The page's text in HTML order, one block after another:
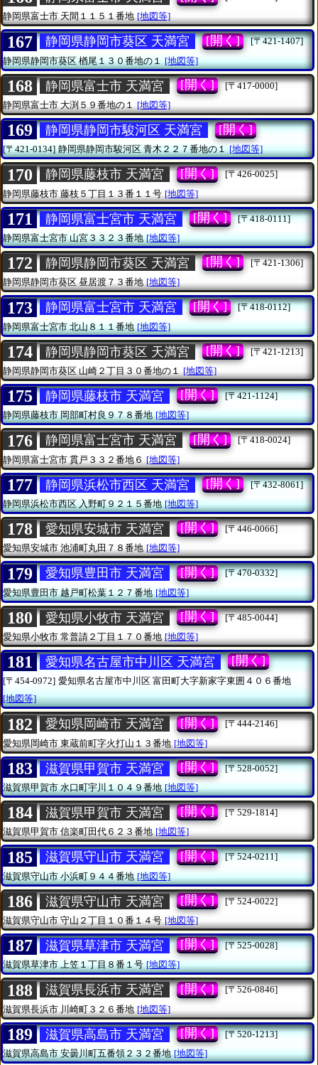
静岡県富士市天間１１５１番地 [地図等]
167 静岡県静岡市葵区 天満宮 [開く]
[〒421-1407]
静岡県静岡市葵区楢尾１３０番地の１ [地図等]
168 静岡県富士市 天満宮 [開く]
[〒417-0000]
静岡県富士市大渕５９番地の１ [地図等]
169 静岡県静岡市駿河区 天満宮 [開く]
[〒421-0134] 静岡県静岡市駿河区青木２２７番地の１ [地図等]
170 静岡県藤枝市 天満宮 [開く]
[〒426-0025]
静岡県藤枝市 藤枝５丁目１３番１１号 [地図等]
171 静岡県富士宮市 天満宮 [開く]
[〒418-0111]
静岡県富士宮市山宮３３２３番地 [地図等]
172 静岡県静岡市葵区 天満宮 [開く]
[〒421-1306]
静岡県静岡市葵区昼居渡７３番地 [地図等]
173 静岡県富士宮市 天満宮 [開く]
[〒418-0112]
静岡県富士宮市北山８１１番地 [地図等]
174 静岡県静岡市葵区 天満宮 [開く]
[〒421-1213]
静岡県静岡市葵区山崎２丁目３０番地の１ [地図等]
175 静岡県藤枝市 天満宮 [開く]
[〒421-1124]
静岡県藤枝市岡部町村良９７８番地 [地図等]
176 静岡県富士宮市 天満宮 [開く]
[〒418-0024]
静岡県富士宮市 貫戸３３２番地６ [地図等]
177 静岡県浜松市西区 天満宮 [開く]
[〒432-8061]
静岡県浜松市西区入野町９２１５番地 [地図等]
178 愛知県安城市 天満宮 [開く]
[〒446-0066]
愛知県安城市池浦町丸田７８番地 [地図等]
179 愛知県豊田市 天満宮 [開く]
[〒470-0332]
愛知県豊田市越戸町松葉１２７番地 [地図等]
180 愛知県小牧市 天満宮 [開く]
[〒485-0044]
愛知県小牧市常普請２丁目１７０番地 [地図等]
181 愛知県名古屋市中川区 天満宮 [開く]
[〒454-0972] 愛知県名古屋市中川区 富田町大字新家字東囲４０６番地
[地図等]
182 愛知県岡崎市 天満宮 [開く]
[〒444-2146]
愛知県岡崎市 東蔵前町字火打山１３番地 [地図等]
183 滋賀県甲賀市 天満宮 [開く]
[〒528-0052]
滋賀県甲賀市水口町宇川１０４９番地 [地図等]
184 滋賀県甲賀市 天満宮 [開く]
[〒529-1814]
滋賀県甲賀市信楽町田代６２３番地 [地図等]
185 滋賀県守山市 天満宮 [開く]
[〒524-0211]
滋賀県守山市小浜町９４４番地 [地図等]
186 滋賀県守山市 天満宮 [開く]
[〒524-0022]
滋賀県守山市守山２丁目１０番１４号 [地図等]
187 滋賀県草津市 天満宮 [開く]
[〒525-0028]
滋賀県草津市上笠１丁目８番１号 [地図等]
188 滋賀県長浜市 天満宮 [開く]
[〒526-0846]
滋賀県長浜市 川崎町３２６番地 [地図等]
189 滋賀県高島市 天満宮 [開く]
[〒520-1213]
滋賀県高島市安曇川町五番領２３２番地 [地図等]